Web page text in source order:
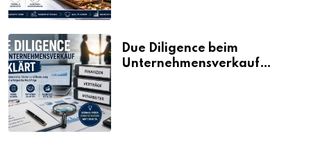
Due Diligence beim
Unternehmensverkauf